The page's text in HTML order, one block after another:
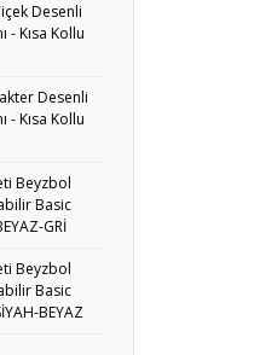
Desenli
- Kısa Kollu
Desenli
- Kısa Kollu
Beyzbol
Basic
GRİ
Beyzbol
Basic
BEYAZ